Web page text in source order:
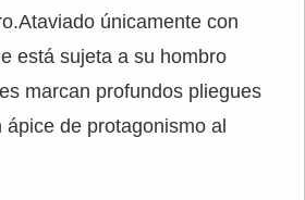
únicamente con
está sujeta a su hombro
marcan profundos pliegues
de protagonismo al